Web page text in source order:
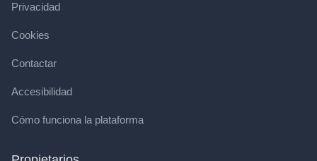
Privacidad
Cookies
Contactar
Accesibilidad
Cómo funciona la plataforma